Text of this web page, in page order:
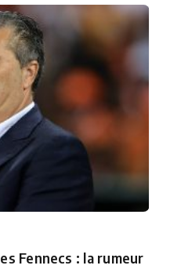
Fennecs : la rumeur